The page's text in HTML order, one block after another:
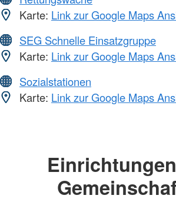
Karte: Link zur Google Maps
SEG Schnelle Einsatzgruppe
Karte: Link zur Google Maps
Sozialstationen
Karte: Link zur Google Maps